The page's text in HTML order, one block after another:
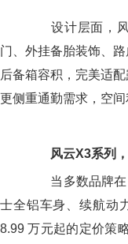
设计层面，风
门、外挂备胎装饰、
后备箱容积，完美适
更侧重通勤需求，空间
风云X3系列，
当多数品牌在
士全铝车身、续航动
8.99 万元起的定价策